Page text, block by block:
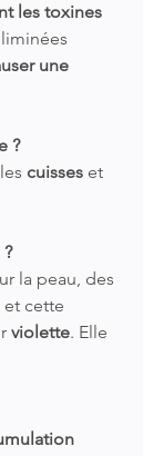
les toxines
une
?
cuisses et
la peau, des
et cette
violette. Elle